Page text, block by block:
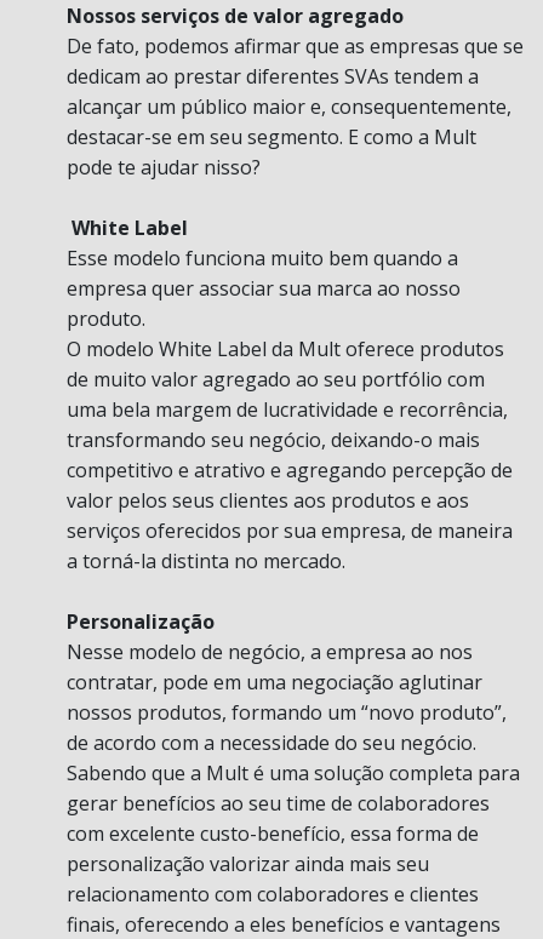
Nossos serviços de valor agregado
De fato, podemos afirmar que as empresas que se
dedicam ao prestar diferentes SVAs tendem a
alcançar um público maior e, consequentemente,
destacar-se em seu segmento. E como a Mult
pode te ajudar nisso?
White Label
Esse modelo funciona muito bem quando a
empresa quer associar sua marca ao nosso
produto.
O modelo White Label da Mult oferece produtos
de muito valor agregado ao seu portfólio com
uma bela margem de lucratividade e recorrência,
transformando seu negócio, deixando-o mais
competitivo e atrativo e agregando percepção de
valor pelos seus clientes aos produtos e aos
serviços oferecidos por sua empresa, de maneira
a torná-la distinta no mercado.
Personalização
Nesse modelo de negócio, a empresa ao nos
contratar, pode em uma negociação aglutinar
nossos produtos, formando um “novo produto”,
de acordo com a necessidade do seu negócio.
Sabendo que a Mult é uma solução completa para
gerar benefícios ao seu time de colaboradores
com excelente custo-benefício, essa forma de
personalização valorizar ainda mais seu
relacionamento com colaboradores e clientes
finais, oferecendo a eles benefícios e vantagens